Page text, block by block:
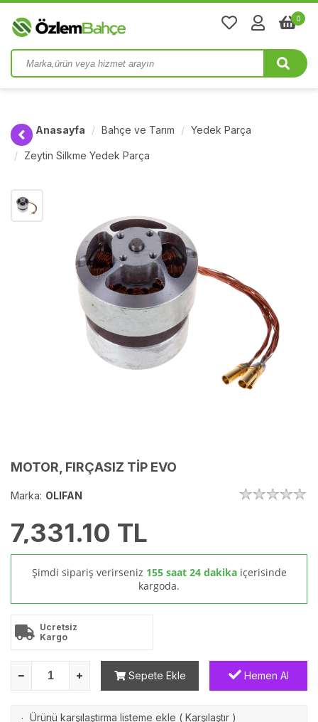
0
Anasayfa Bahçe ve Tarım Yedek Parça
Zeytin Silkme Yedek Parça
MOTOR, FIRÇASIZ TİP EVO
Marka: OLIFAN
7,331.10 TL
Şimdi sipariş verirseniz 155 saat 24 dakika içerisinde
kargoda.
Ücretsiz
Kargo
Sepete Ekle Hemen Al
· Ürünü karşılaştırma listeme ekle ( Karşılaştır )